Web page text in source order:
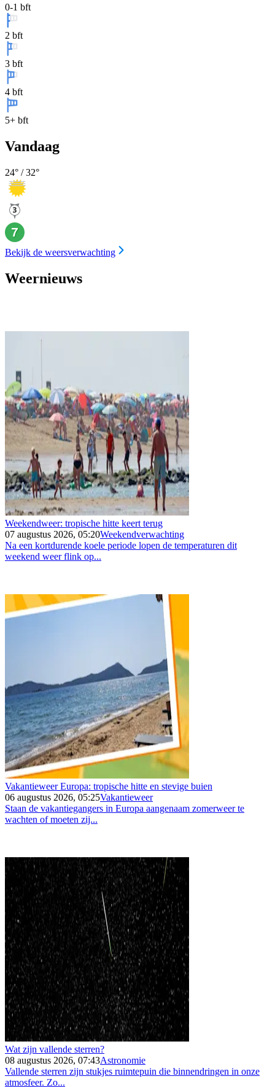
0-1 bft
2 bft
3 bft
4 bft
5+ bft
Vandaag
24° /32°
Bekijk de weersverwachting
Weernieuws
Weekendweer: tropische hitte keert terug
07 augustus 2026, 05:20Weekendverwachting
Na een kortdurende koele periode lopen de temperaturen dit
weekend weer flink op...
Vakantieweer Europa: tropische hitte en stevige buien
06 augustus 2026, 05:25Vakantieweer
Staan de vakantiegangers in Europa aangenaam zomerweer te
wachten of moeten zij...
Wat zijn vallende sterren?
08 augustus 2026, 07:43Astronomie
Vallende sterren zijn stukjes ruimtepuin die binnendringen in onze
atmosfeer. Zo...